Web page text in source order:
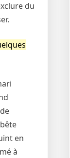
du
en
à